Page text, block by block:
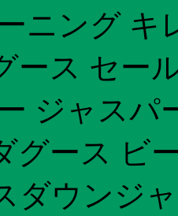
ニング キ
ース セー
ジャスパ
グース ビ
ダウンジ